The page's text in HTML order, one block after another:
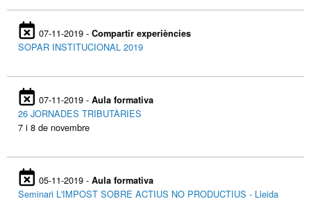
07-11-2019 - Compartir experiències
SOPAR INSTITUCIONAL 2019
07-11-2019 - Aula formativa
26 JORNADES TRIBUTÀRIES
7 i 8 de novembre
05-11-2019 - Aula formativa
Seminari L'IMPOST SOBRE ACTIUS NO PRODUCTIUS - Lleida